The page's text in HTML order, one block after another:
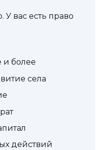
У вас есть право
и более
села
действий